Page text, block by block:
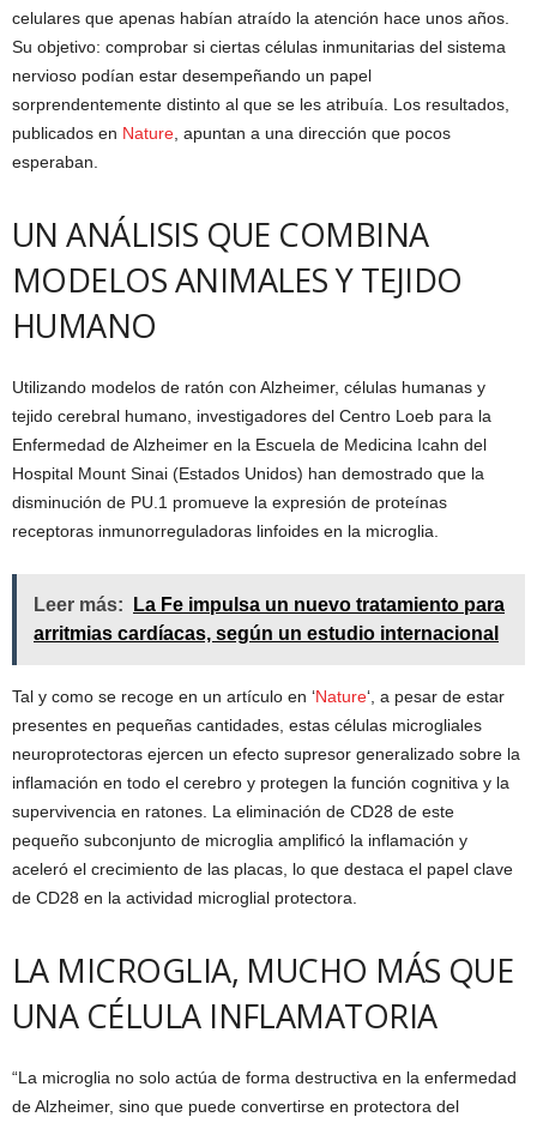
celulares que apenas habían atraído la atención hace unos años.
Su objetivo: comprobar si ciertas células inmunitarias del sistema
nervioso podían estar desempeñando un papel
sorprendentemente distinto al que se les atribuía. Los resultados,
publicados en Nature , apuntan a una dirección que pocos
esperaban.
UN ANÁLISIS QUE COMBINA
MODELOS ANIMALES Y TEJIDO
HUMANO
Utilizando modelos de ratón con Alzheimer, células humanas y
tejido cerebral humano, investigadores del Centro Loeb para la
Enfermedad de Alzheimer en la Escuela de Medicina Icahn del
Hospital Mount Sinai (Estados Unidos) han demostrado que la
disminución de PU.1 promueve la expresión de proteínas
receptoras inmunorreguladoras linfoides en la microglia.
Leer más:
La Fe impulsa un nuevo tratamiento para
arritmias cardíacas, según un estudio internacional
Tal y como se recoge en un artículo en ‘Nature‘, a pesar de estar
presentes en pequeñas cantidades, estas células microgliales
neuroprotectoras ejercen un efecto supresor generalizado sobre la
inflamación en todo el cerebro y protegen la función cognitiva y la
supervivencia en ratones. La eliminación de CD28 de este
pequeño subconjunto de microglia amplificó la inflamación y
aceleró el crecimiento de las placas, lo que destaca el papel clave
de CD28 en la actividad microglial protectora.
LA MICROGLIA, MUCHO MÁS QUE
UNA CÉLULA INFLAMATORIA
“La microglia no solo actúa de forma destructiva en la enfermedad
de Alzheimer, sino que puede convertirse en protectora del